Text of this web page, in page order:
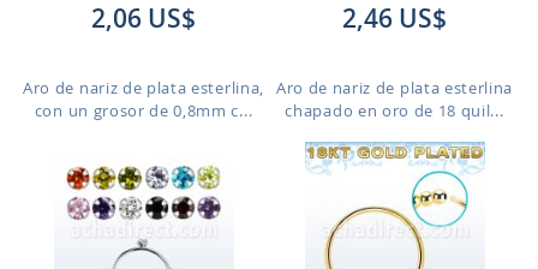
2,06 US$
Aro de nariz de plata esterlina,
con un grosor de 0,8mm c...
2,46 US$
Aro de nariz de plata esterlina
chapado en oro de 18 quil...